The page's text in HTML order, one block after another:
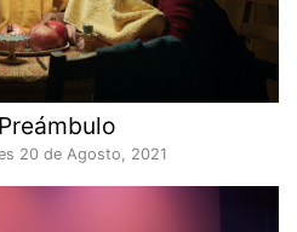
20 de Agosto, 2021